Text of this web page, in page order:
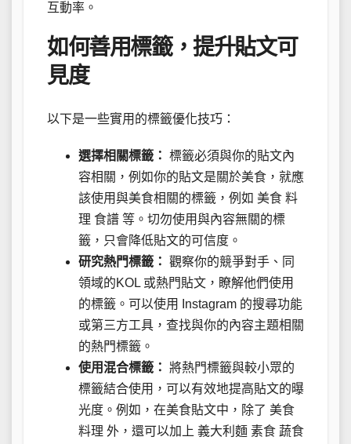
互動率。
如何善用標籤，提升貼文可
見度
以下是一些實用的標籤優化技巧：
選擇相關標籤： 標籤必須與你的貼文內
容相關，例如你的貼文是關於美食，就應
該使用與美食相關的標籤，例如 美食 料
理 食譜 等。切勿使用與內容無關的標
籤，只會降低貼文的可信度。
研究熱門標籤： 觀察你的競爭對手、同
領域的KOL 或熱門貼文，瞭解他們使用
的標籤。可以使用 Instagram 的搜尋功能
或第三方工具，查找與你的內容主題相關
的熱門標籤。
使用混合標籤： 將熱門標籤與較小眾的
標籤結合使用，可以有效地提高貼文的曝
光度。例如，在美食貼文中，除了 美食
料理 外，還可以加上 義大利麵 素食 蔬食